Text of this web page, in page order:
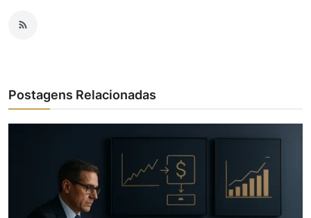
Postagens Relacionadas